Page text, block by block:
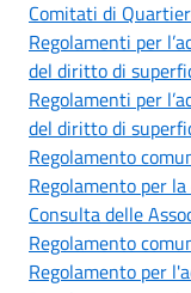
Comitati di
Regolamenti per
del diritto di
Regolamenti per
del diritto di
Regolamento
Regolamento per
Consulta delle
Regolamento
Regolamento per